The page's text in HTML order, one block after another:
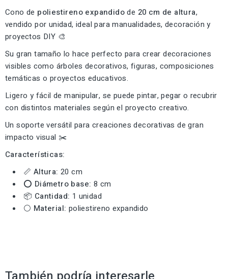
Cono de poliestireno expandidode 20 cm de altura,
vendido por unidad, ideal para manualidades, decoración y
proyectos DIY 🎨
Su gran tamaño lo hace perfecto para crear decoraciones
visibles como árboles decorativos, figuras, composiciones
temáticas o proyectos educativos.
Ligero y fácil de manipular, se puede pintar, pegar o recubrir
con distintos materiales según el proyecto creativo.
Un soporte versátil para creaciones decorativas de gran
impacto visual ✂️
Características:
📏 Altura: 20 cm
⭕ Diámetro base: 8 cm
📦 Cantidad: 1 unidad
⚪ Material: poliestireno expandido